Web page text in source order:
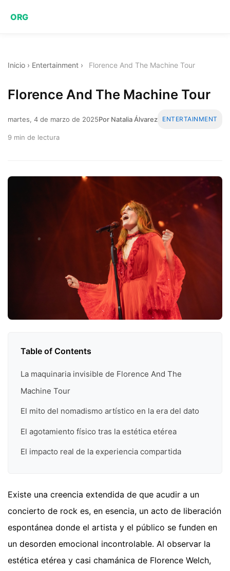
ORG
Inicio › Entertainment › Florence And The Machine Tour
Florence And The Machine Tour
martes, 4 de marzo de 2025Por Natalia Álvarez ENTERTAINMENT
9 min de lectura
Table of Contents
La maquinaria invisible de Florence And The
Machine Tour
El mito del nomadismo artístico en la era del dato
El agotamiento físico tras la estética etérea
El impacto real de la experiencia compartida
Existe una creencia extendida de que acudir a un
concierto de rock es, en esencia, un acto de liberación
espontánea donde el artista y el público se funden en
un desorden emocional incontrolable. Al observar la
estética etérea y casi chamánica de Florence Welch,